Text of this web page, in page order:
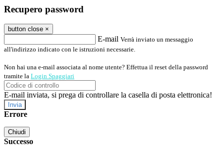
Recupero password
button close ×
E-mail Verrà inviato un messaggio
all'indirizzo indicato con le istruzioni necessarie.
Non hai una e-mail associata al nome utente? Effettua il reset della password
tramite la Login Spaggiari
E-mail inviata, si prega di controllare la casella di posta elettronica!
Errore
Chiudi
Successo